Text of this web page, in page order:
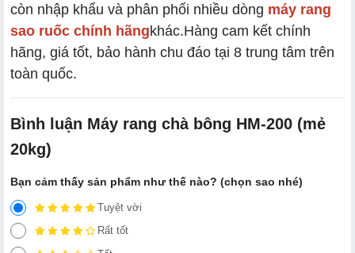
còn nhập khẩu và phân phối nhiều dòng máy rang
sao ruốc chính hãngkhác.Hàng cam kết chính
hãng, giá tốt, bảo hành chu đáo tại 8 trung tâm trên
toàn quốc.
Bình luận Máy rang chà bông HM-200 (mẻ
20kg)
Bạn cảm thấy sản phẩm như thế nào? (chọn sao nhé)
Tuyệt vời
Rất tốt